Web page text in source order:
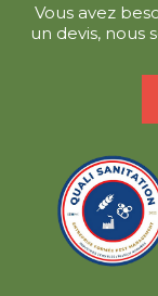
Vous avez
un devis, nous